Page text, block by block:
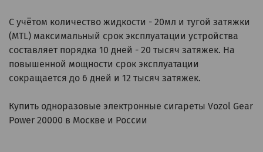
С учётом количество жидкости - 20мл и тугой затяжки
(MTL) максимальный срок эксплуатации устройства
составляет порядка 10 дней - 20 тысяч затяжек. На
повышенной мощности срок эксплуатации
сокращается до 6 дней и 12 тысяч затяжек.
Купить одноразовые электронные сигареты Vozol Gear
Power 20000 в Москве и России